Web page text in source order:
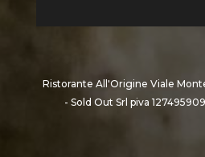
Ristorante All'Origine Viale
- Sold Out Srl piva